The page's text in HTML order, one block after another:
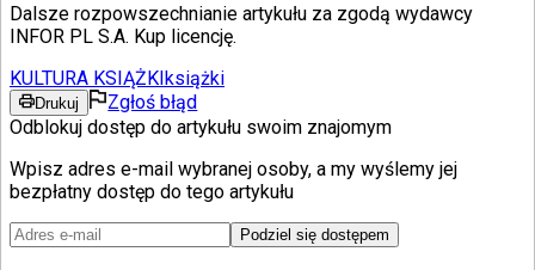
Dalsze rozpowszechnianie artykułu za zgodą wydawcy
INFOR PL S.A. Kup licencję.
KULTURA KSIĄŻKIksiążki
Drukuj
Zgłoś błąd
Odblokuj dostęp do artykułu swoim znajomym
Wpisz adres e-mail wybranej osoby, a my wyślemy jej
bezpłatny dostęp do tego artykułu
Podziel się dostępem